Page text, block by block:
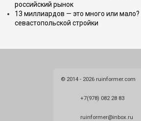
российский рынок
13 миллиардов — это много или мало?
севастопольской стройки
© 2014 - 2026 ruinformer.com
+7(978) 082 28 83
ruinformer@inbox.ru